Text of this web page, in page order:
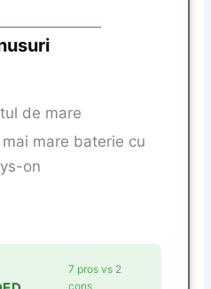
de mare
mare baterie cu
on
7 pros vs 2
cons